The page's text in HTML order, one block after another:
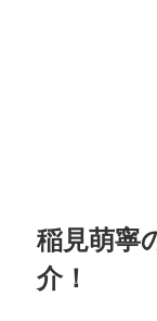
稲見萌寧
介！